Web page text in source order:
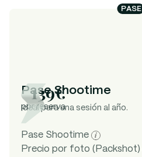
Pase Shootime
Ideal para una sesión al año.
Pase Shootime
Precio por foto (Packshot)
PASE
139€
por reserva